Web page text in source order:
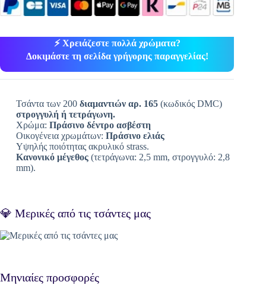
⚡ Χρειάζεστε πολλά χρώματα?
Δοκιμάστε τη σελίδα γρήγορης παραγγελίας!
Τσάντα των 200 διαμαντιών αρ. 165(κωδικός DMC)
στρογγυλή ή τετράγωνη.
Χρώμα: Πράσινο δέντρο ασβέστη
Οικογένεια χρωμάτων: Πράσινο ελιάς
Υψηλής ποιότητας ακρυλικό strass.
Κανονικό μέγεθος(τετράγωνα: 2,5 mm, στρογγυλό: 2,8
mm).
💎 Μερικές από τις τσάντες μας
Μηνιαίες προσφορές